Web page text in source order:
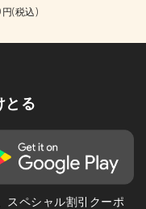
(税込)
とる
スペシャル割引クーポ